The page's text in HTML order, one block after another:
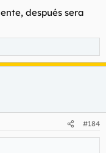
después sera
#184